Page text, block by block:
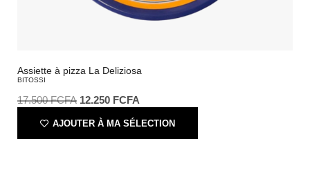
Assiette à pizza La Deliziosa
BITOSSI
17.500FCFA 12.250 FCFA
AJOUTER À MA SÉLECTION